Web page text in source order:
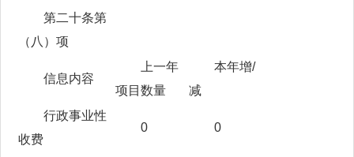
第二十条第
（八）项
信息内容
上一年
项目数量
本年增/
减
行政事业性
收费
0 0